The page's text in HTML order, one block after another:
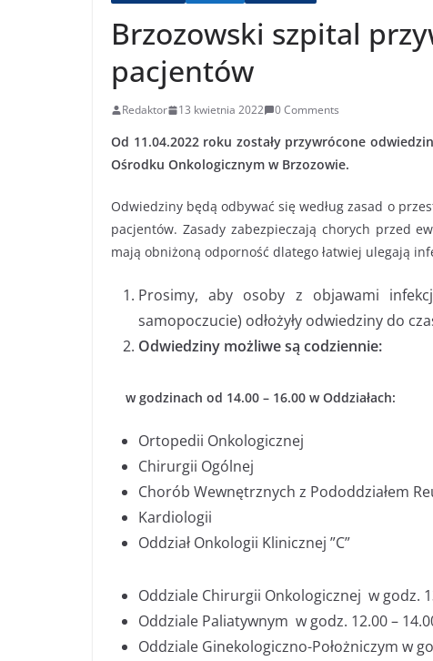
Brzozowski szpital
pacjentów
Redaktor 13 kwietnia 2022 0 Comments
Od 11.04.2022 roku zostały przywrócone
Ośrodku Onkologicznym w Brzozowie.
Odwiedziny będą odbywać się według zasad o
pacjentów. Zasady zabezpieczają chorych przed
mają obniżoną odporność dlatego łatwiej ulegają
Prosimy, aby osoby z objawami
samopoczucie) odłożyły odwiedziny do
Odwiedziny możliwe są codziennie:
w godzinach od 14.00 – 16.00 w Oddziałach:
Ortopedii Onkologicznej
Chirurgii Ogólnej
Chorób Wewnętrznych z Pododdziałem
Kardiologii
Oddział Onkologii Klinicznej ”C”
Oddziale Chirurgii Onkologicznej w godz.
Oddziale Paliatywnym w godz. 12.00 –
Oddziale Ginekologiczno-Położniczym w